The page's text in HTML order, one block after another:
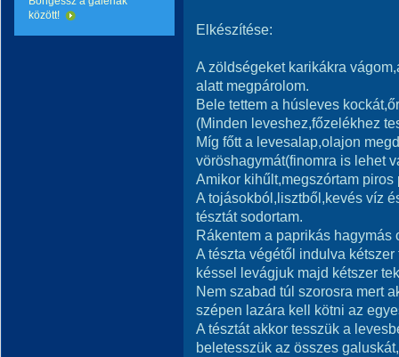
között!
Elkészítése:
A zöldségeket karikákra
alatt megpárolom.
Bele tettem a húsleves
(Minden leveshez,főzelékhez
Míg főtt a levesalap,olajon
vöröshagymát(finomra is lehet
Amikor kihűlt,megszórtam piros
A tojásokból,lisztből,kevés víz
tésztát sodortam.
Rákentem a paprikás hagymás
A tészta végétől indulva
késsel levágjuk majd kétszer
Nem szabad túl szorosra mert
szépen lazára kell kötni az
A tésztát akkor tesszük a
beletesszük az összes